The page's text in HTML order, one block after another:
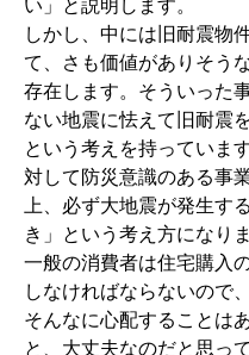
い」と説明します。
しかし、中には旧耐震物
て、さも価値がありそう
存在します。そういった
ない地震に怯えて旧耐震
という考えを持っています
対して防災意識のある事
上、必ず大地震が発生す
き」という考え方になりま
一般の消費者は住宅購入
しなければならないので
そんなに心配することは
と、大丈夫なのだと思っ